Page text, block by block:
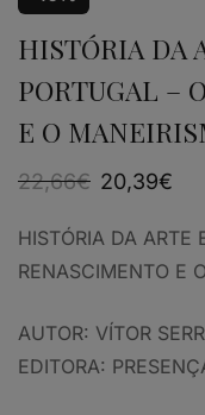
HISTÓRIA DA
PORTUGAL –
E O
22,66€ 20,39€
HISTÓRIA DA ARTE
RENASCIMENTO E
AUTOR: VÍTOR
EDITORA: